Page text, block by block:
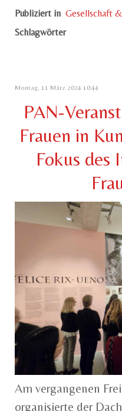
Publiziert in Gesellschaft
Schlagwörter
Montag, 11 März 2024 10:44
PAN-
Frauen in
Fokus des
Am vergangenen
organisierte der